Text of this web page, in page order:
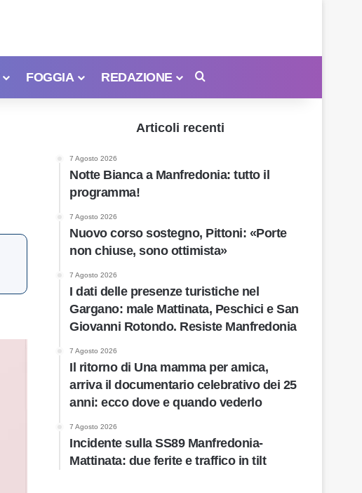
FOGGIA REDAZIONE
Articoli recenti
7 Agosto 2026
Notte Bianca a Manfredonia: tutto il
programma!
7 Agosto 2026
Nuovo corso sostegno, Pittoni: «Porte
non chiuse, sono ottimista»
7 Agosto 2026
I dati delle presenze turistiche nel
Gargano: male Mattinata, Peschici e San
Giovanni Rotondo. Resiste Manfredonia
7 Agosto 2026
Il ritorno di Una mamma per amica,
arriva il documentario celebrativo dei 25
anni: ecco dove e quando vederlo
7 Agosto 2026
Incidente sulla SS89 Manfredonia-
Mattinata: due ferite e traffico in tilt